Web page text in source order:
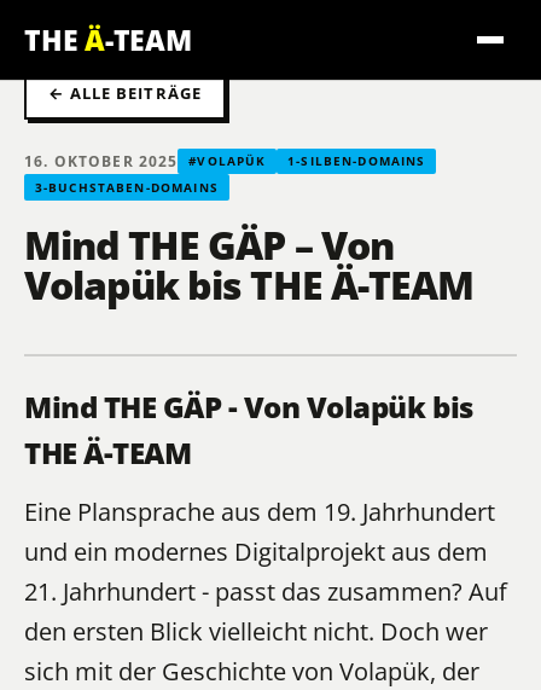
THEÄ-TEAM
← ALLE BEITRÄGE
16. OKTOBER 2025 #VOLAPÜK
1-SILBEN-DOMAINS
3-BUCHSTABEN-DOMAINS
Mind THE GÄP – Von
Volapük bis THE Ä-TEAM
Mind THE GÄP - Von Volapük bis
THE Ä-TEAM
Eine Plansprache aus dem 19. Jahrhundert
und ein modernes Digitalprojekt aus dem
21. Jahrhundert - passt das zusammen? Auf
den ersten Blick vielleicht nicht. Doch wer
sich mit der Geschichte von Volapük, der